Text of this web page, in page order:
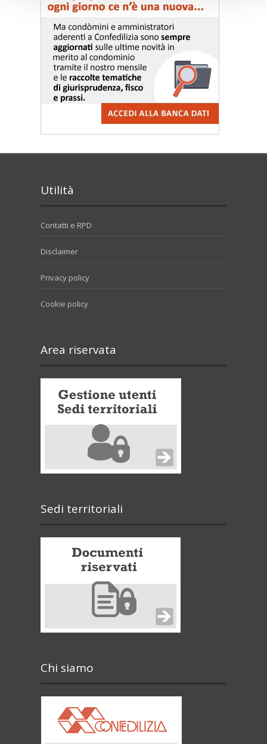
Utilità
Contatti e RPD
Disclaimer
Privacy policy
Cookie policy
Area riservata
Sedi territoriali
Chi siamo